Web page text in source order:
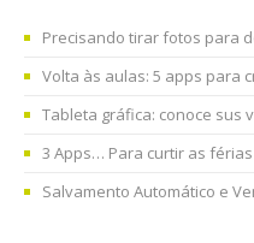
Precisando tirar fotos para
Volta às aulas: 5 apps para
Tableta gráfica: conoce sus
3 Apps… Para curtir as
Salvamento Automático e